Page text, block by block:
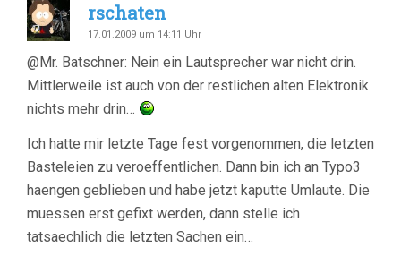
rschaten
17.01.2009 um 14:11 Uhr
@Mr. Batschner: Nein ein Lautsprecher war nicht drin.
Mittlerweile ist auch von der restlichen alten Elektronik
nichts mehr drin…
Ich hatte mir letzte Tage fest vorgenommen, die letzten
Basteleien zu veroeffentlichen. Dann bin ich an Typo3
haengen geblieben und habe jetzt kaputte Umlaute. Die
muessen erst gefixt werden, dann stelle ich
tatsaechlich die letzten Sachen ein…